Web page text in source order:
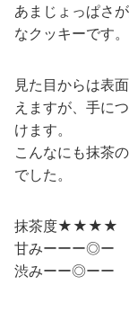
あまじょっぱさ
なクッキーです。
見た目からは表
えますが、手に
けます。
こんなにも抹茶
でした。
抹茶度★★★★
甘みーーー◎ー
渋みーー◎ーー